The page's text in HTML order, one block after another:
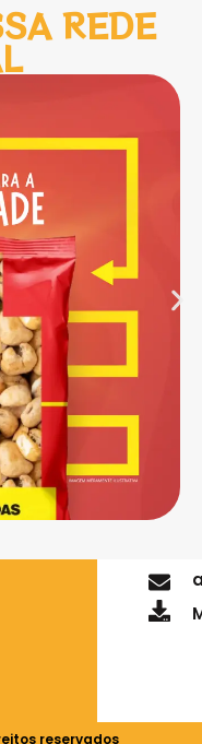
REDE
reservados